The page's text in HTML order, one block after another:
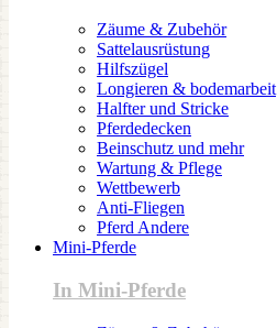
Zäume & Zubehör
Sattelausrüstung
Hilfszügel
Longieren & bodemarbeit
Halfter und Stricke
Pferdedecken
Beinschutz und mehr
Wartung & Pflege
Wettbewerb
Anti-Fliegen
Pferd Andere
Mini-Pferde
In Mini-Pferde